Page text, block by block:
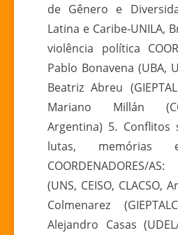
de Gênero e
Latina e Caribe-UNILA,
violência política
Pablo Bonavena (UBA,
Beatriz Abreu
Mariano Millán
Argentina) 5. Conflitos
lutas, memórias
COORDENADORES/
(UNS, CEISO, CLACSO,
Colmenarez
Alejandro Casas